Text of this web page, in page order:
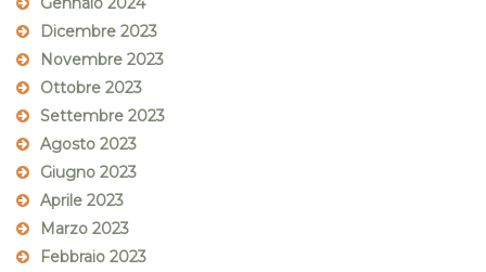
Dicembre 2023
Novembre 2023
Ottobre 2023
Settembre 2023
Agosto 2023
Giugno 2023
Aprile 2023
Marzo 2023
Febbraio 2023